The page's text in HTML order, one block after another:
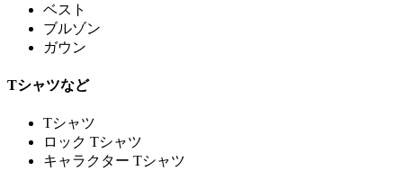
ベスト
ブルゾン
ガウン
Tシャツなど
Tシャツ
ロック Tシャツ
キャラクター Tシャツ